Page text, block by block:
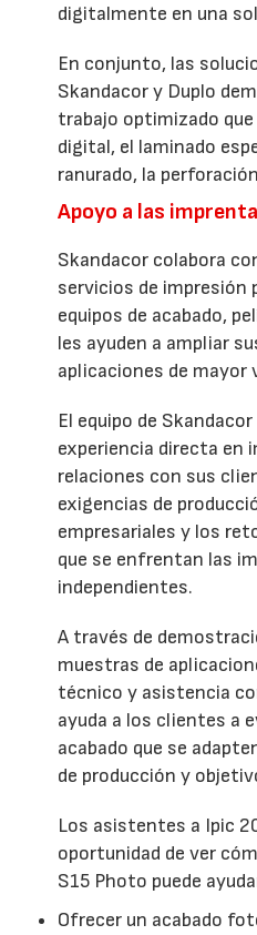
digitalmente en una
En conjunto, las
Skandacor y Duplo
trabajo optimizado
digital, el laminado
ranurado, la
Apoyo a las
Skandacor colabora
servicios de impresión
equipos de acabado,
les ayuden a ampliar
aplicaciones de mayor
El equipo de
experiencia directa en
relaciones con sus
exigencias de
empresariales y los
que se enfrentan las
independientes.
A través de
muestras de
técnico y asistencia
ayuda a los clientes a
acabado que se
de producción y
Los asistentes a Ipic
oportunidad de ver
S15 Photo puede
Ofrecer un acabado